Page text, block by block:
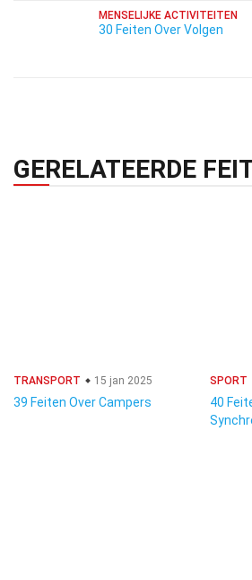
MENSELIJKE ACTIVITEITEN
30 Feiten Over Volgen
GERELATEERDE
TRANSPORT 15 jan 2025
39 Feiten Over Campers
SPORT
40